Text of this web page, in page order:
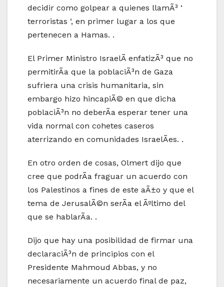
decidir como golpear a quienes llamÃ³ ‘
terroristas ‘, en primer lugar a los que
pertenecen a Hamas. .
El Primer Ministro IsraelÃ­ enfatizÃ³ que no
permitirÃ­a que la poblaciÃ³n de Gaza
sufriera una crisis humanitaria, sin
embargo hizo hincapiÃ© en que dicha
poblaciÃ³n no deberÃ­a esperar tener una
vida normal con cohetes caseros
aterrizando en comunidades IsraelÃ­es. .
En otro orden de cosas, Olmert dijo que
cree que podrÃ­a fraguar un acuerdo con
los Palestinos a fines de este aÃ±o y que el
tema de JerusalÃ©n serÃ­a el Ãºltimo del
que se hablarÃ­a. .
Dijo que hay una posibilidad de firmar una
declaraciÃ³n de principios con el
Presidente Mahmoud Abbas, y no
necesariamente un acuerdo final de paz,